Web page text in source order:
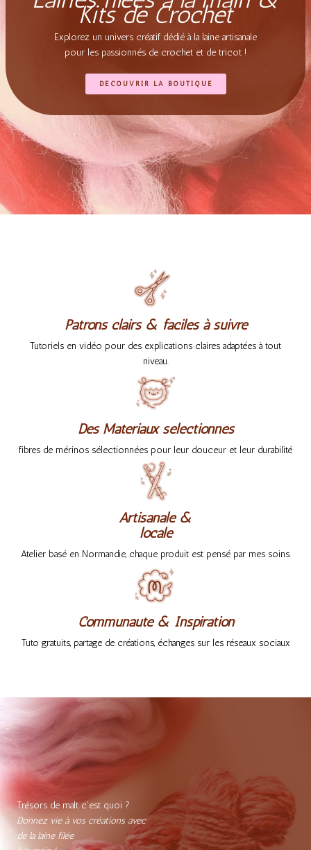
Kits de Crochet
Explorez un univers créatif dédié à la laine artisanale
pour les passionnés de crochet et de tricot !
DÉCOUVRIR LA BOUTIQUE
Patrons clairs & faciles à suivre
Tutoriels en vidéo pour des explications claires adaptées à tout
niveau.
Des Matériaux sélectionnés
fibres de mérinos sélectionnées pour leur douceur et leur durabilité
Artisanale &
locale
Atelier basé en Normandie, chaque produit est pensé par mes soins.
Communauté & Inspiration
Tuto gratuits, partage de créations, échanges sur les réseaux sociaux
Trésors de malt c’est quoi ?
Donnez vie à vos créations avec
de la laine filée